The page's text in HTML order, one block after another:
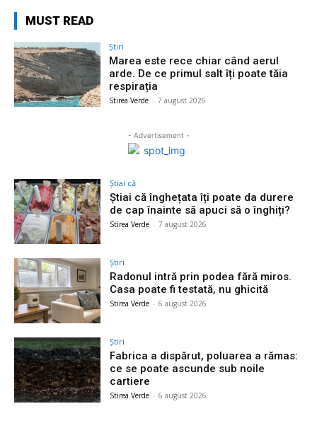
MUST READ
Știri
Marea este rece chiar când aerul
arde. De ce primul salt îți poate tăia
respirația
Stirea Verde - 7 august 2026
- Advertisement -
Știai că
Știai că înghețata îți poate da durere
de cap înainte să apuci să o înghiți?
Stirea Verde - 7 august 2026
Știri
Radonul intră prin podea fără miros.
Casa poate fi testată, nu ghicită
Stirea Verde - 6 august 2026
Știri
Fabrica a dispărut, poluarea a rămas:
ce se poate ascunde sub noile
cartiere
Stirea Verde - 6 august 2026